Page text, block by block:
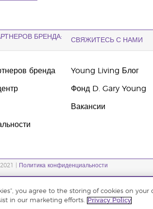
БРЕНДА:
СВЯЖИТЕСЬ С НАМИ
бренда Young Living Блог
Фонд D. Gary Young
Вакансии
| Политика конфиденциальности
на вашем компьютере. Некоторые из них
you agree to the storing of cookies on
in our marketing efforts.
Privacy Policy